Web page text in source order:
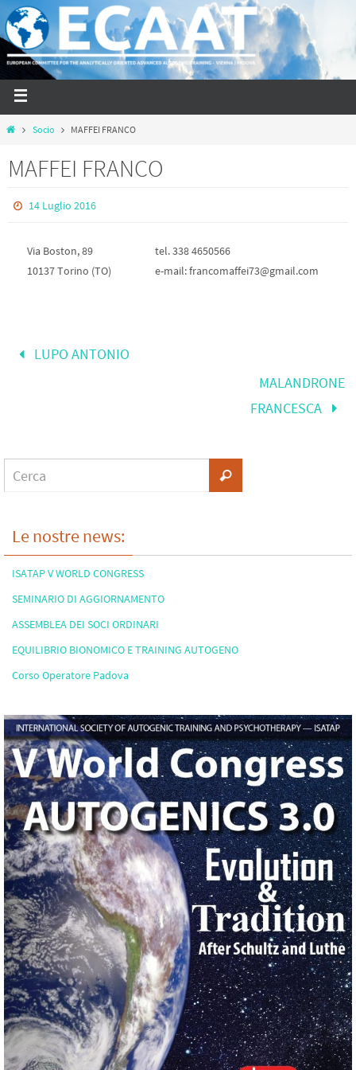
Socio MAFFEI FRANCO
MAFFEI FRANCO
14 Luglio 2016
Via Boston, 89
10137 Torino (TO)
tel. 338 4650566
e-mail: francomaffei73@gmail.com
LUPO ANTONIO
MALANDRONE
FRANCESCA
Le nostre news:
ISATAP V WORLD CONGRESS
SEMINARIO DI AGGIORNAMENTO
ASSEMBLEA DEI SOCI ORDINARI
EQUILIBRIO BIONOMICO E TRAINING AUTOGENO
Corso Operatore Padova